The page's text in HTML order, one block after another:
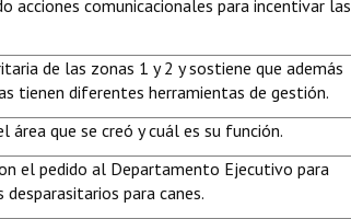
acciones comunicacionales para incentivar las
de las zonas 1 y 2 y sostiene que además
tienen diferentes herramientas de gestión.
que se creó y cuál es su función.
el pedido al Departamento Ejecutivo para
para canes.